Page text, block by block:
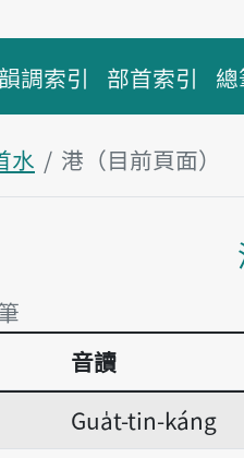
調索引 部首索引
水
港（目前頁面）
音讀
Gua̍t-tin-káng